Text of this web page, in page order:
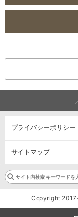
プライバシーポリシー
サイトマップ
Copyright